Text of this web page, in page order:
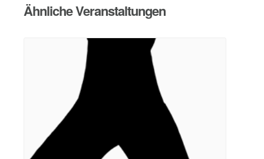
Ähnliche Veranstaltungen